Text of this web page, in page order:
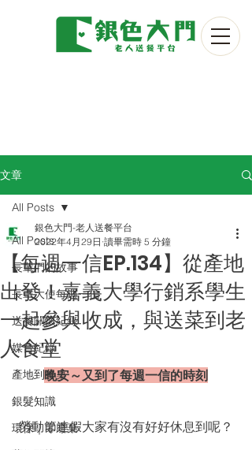
文章
All Posts
長輩們的故事
長輩大使每週一信
送餐關懷紀錄
媒合紀錄
產地到餐桌
銀髮知識
環保｜零廢棄
All Posts
【每週一信EP.134】從產地
出發！嘉義大學行銷系學生
一起參與收成，與送菜到老
人食堂
銀色大門-老人送餐平台
2022年4月29日 讀畢需時 5 分鐘
晚安～又到了每週一信的時刻
勞動節連假大家有沒有好好休息到呢？